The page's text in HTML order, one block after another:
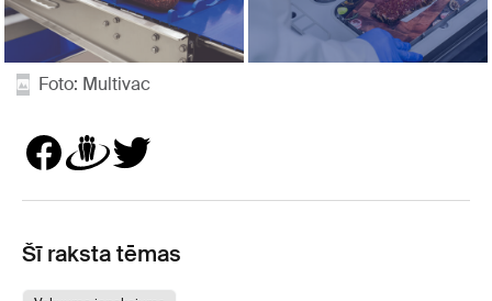
Foto: Multivac
Šī raksta tēmas